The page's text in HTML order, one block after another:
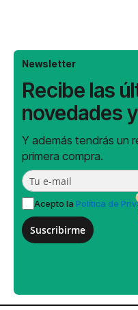
Newsletter
Recibe las
novedades
Y además tendrás un
primera compra.
Acepto la Política de
Suscribirme